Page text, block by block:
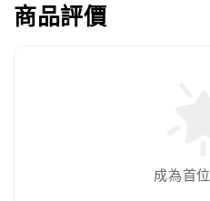
商品評價
成為首